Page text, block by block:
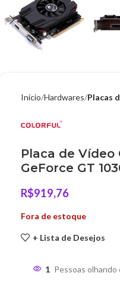
Início Hardwares Placas
Placa de Vídeo
GeForce GT
R$919,76
Fora de estoque
+ Lista de Desejos
1 Pessoas